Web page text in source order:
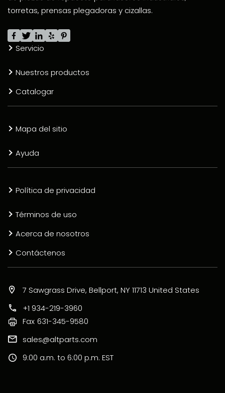
torretas, prensas plegadoras y cizallas.
Servicio
Nuestros productos
Catalogar
Mapa del sitio
Ayuda
Política de privacidad
Términos de uso
Acerca de nosotros
Contáctenos
7 Sawgrass Drive, Bellport, NY 11713 United States
+1 934-219-3960
Fax 631-345-9580
sales@altparts.com
9:00 a.m. to 6:00 p.m. EST